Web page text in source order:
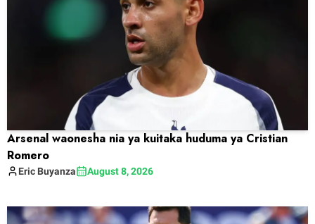
Arsenal waonesha nia ya kuitaka huduma ya Cristian
Romero
Eric Buyanza August 8, 2026